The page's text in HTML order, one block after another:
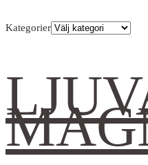
Kategorier